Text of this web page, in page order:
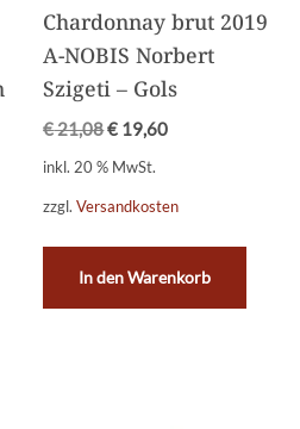
Chardonnay brut 2019
A-NOBIS Norbert
Szigeti – Gols
€21,08€ 19,60
inkl. 20 % MwSt.
zzgl.Versandkosten
In den Warenkorb